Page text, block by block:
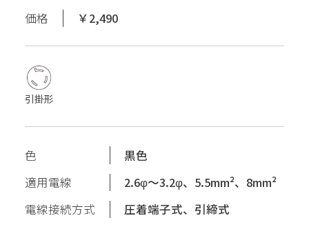
価格
￥2,490
引掛形
色
黒色
適用電線
2.6φ〜3.2φ、5.5mm²、8mm²
電線接続方式
圧着端子式、引締式